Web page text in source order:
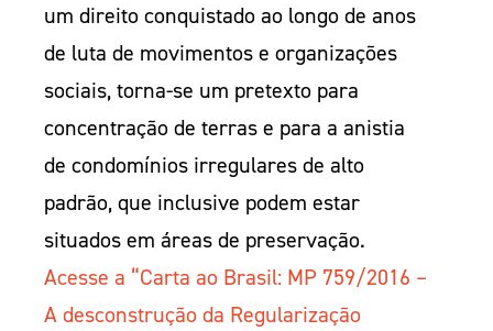
um direito conquistado ao longo de anos
de luta de movimentos e organizações
sociais, torna-se um pretexto para
concentração de terras e para a anistia
de condomínios irregulares de alto
padrão, que inclusive podem estar
situados em áreas de preservação.
Acesse a “Carta ao Brasil: MP 759/2016 –
A desconstrução da Regularização